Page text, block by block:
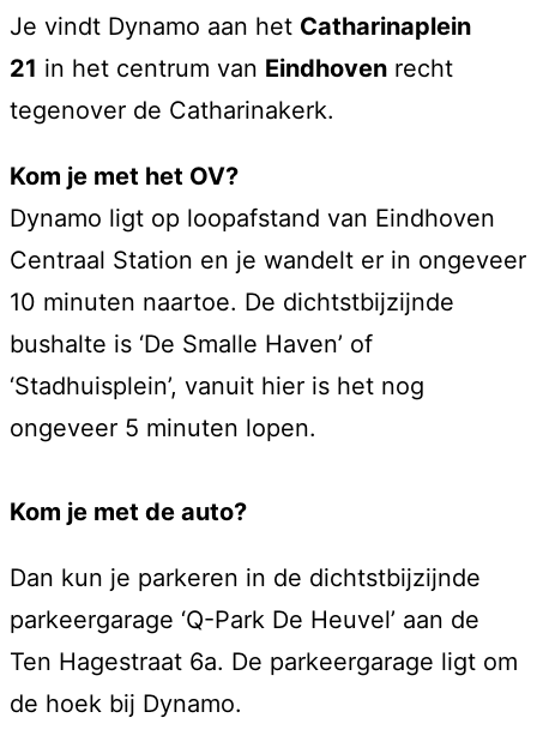
Je vindt Dynamo aan het Catharinaplein
21 in het centrum van Eindhoven recht
tegenover de Catharinakerk.
Kom je met het OV?
Dynamo ligt op loopafstand van Eindhoven
Centraal Station en je wandelt er in ongeveer
10 minuten naartoe. De dichtstbijzijnde
bushalte is ‘De Smalle Haven’ of
‘Stadhuisplein’, vanuit hier is het nog
ongeveer 5 minuten lopen.
Kom je met de auto?
Dan kun je parkeren in de dichtstbijzijnde
parkeergarage ‘Q-Park De Heuvel’ aan de
Ten Hagestraat 6a. De parkeergarage ligt om
de hoek bij Dynamo.